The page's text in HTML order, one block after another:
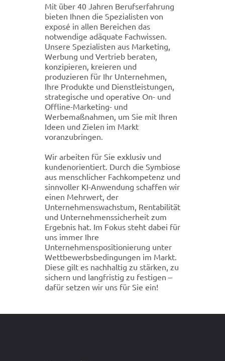
Mit über 40 Jahren Berufserfahrung
bieten Ihnen die Spezialisten von
exposé in allen Bereichen das
notwendige adäquate Fachwissen.
Unsere Spezialisten aus Marketing,
Werbung und Vertrieb beraten,
konzipieren, kreieren und
produzieren für Ihr Unternehmen,
Ihre Produkte und Dienstleistungen,
strategische und operative On- und
Offline-Marketing- und
Werbemaßnahmen, um Sie mit Ihren
Ideen und Zielen im Markt
voranzubringen.
Wir arbeiten für Sie exklusiv und
kundenorientiert. Durch die Symbiose
aus menschlicher Fachkompetenz und
sinnvoller KI-Anwendung schaffen wir
einen Mehrwert, der
Unternehmenswachstum, Rentabilität
und Unternehmenssicherheit zum
Ergebnis hat. Im Fokus steht dabei für
uns immer Ihre
Unternehmenspositionierung unter
Wettbewerbsbedingungen im Markt.
Diese gilt es nachhaltig zu stärken, zu
sichern und langfristig zu festigen –
dafür setzen wir uns für Sie ein!